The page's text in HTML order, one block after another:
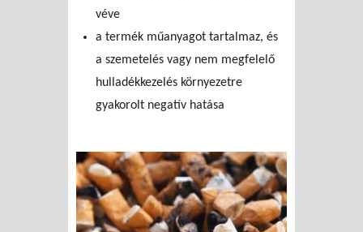
véve
a termék műanyagot tartalmaz, és
a szemetelés vagy nem megfelelő
hulladékkezelés környezetre
gyakorolt negatív hatása